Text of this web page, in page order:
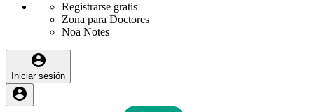
Registrarse gratis
Zona para Doctores
Noa Notes
Iniciar sesión